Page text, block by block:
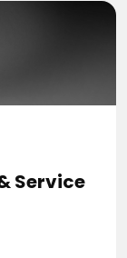
Service